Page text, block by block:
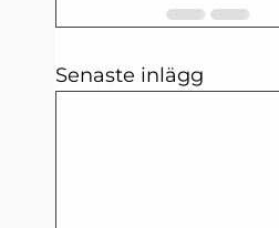
Senaste inlägg